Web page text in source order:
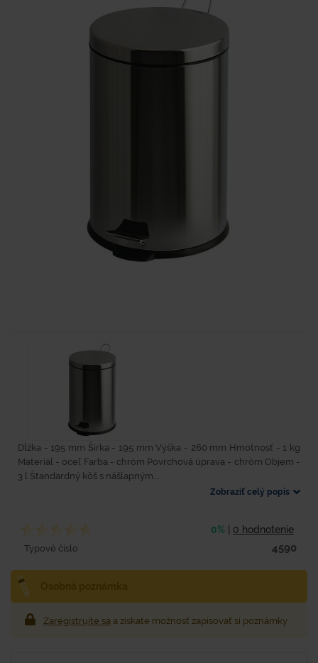
Dĺžka - 195 mm Šírka - 195 mm Výška - 260 mm Hmotnosť - 1 kg
Materiál - oceľ Farba - chróm Povrchová úprava - chróm Objem -
3 l Štandardný kôš s nášlapným...
Zobraziť celý popis
0% 0 hodnotenie
Typové číslo 4590
Zaregistrujte sa a získate možnosť zapisovať si poznámky